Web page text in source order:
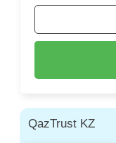
QazTrust KZ